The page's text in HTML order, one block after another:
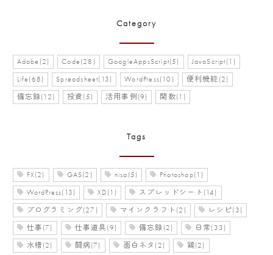
Category
Adobe(2) Code(28) GoogleAppsScript(5) JavaScript(1)
Life(68) Spreadsheet(13) WordPress(10) 便利機能(2)
備忘録(12) 投資(5) 活用事例(9) 関数(1)
Tags
FX(2) GAS(2) nisa(5) Photoshop(1)
WordPress(13) XD(1) スプレッドシート(14)
プログラミング(27) マインクラフト(2) レシピ(3)
仕事(7) 仕事道具(9) 備忘録(2) 日常(33)
水槽(2) 闘病(7) 面白ネタ(2) 鶏(2)